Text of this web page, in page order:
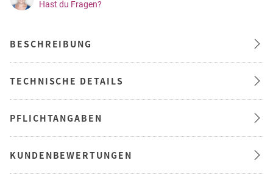
Hast du Fragen?
BESCHREIBUNG
TECHNISCHE DETAILS
PFLICHTANGABEN
KUNDENBEWERTUNGEN